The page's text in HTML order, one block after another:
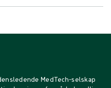
MedTech-selskap